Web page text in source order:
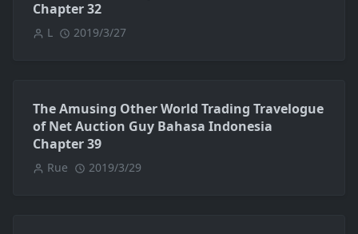
Chapter 32
L 2019/3/27
The Amusing Other World Trading Travelogue
of Net Auction Guy Bahasa Indonesia
Chapter 39
Rue 2019/3/29